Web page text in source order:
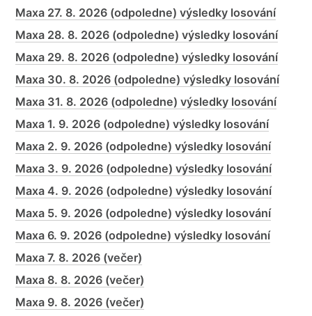
Maxa 27. 8. 2026 (odpoledne) výsledky losování
Maxa 28. 8. 2026 (odpoledne) výsledky losování
Maxa 29. 8. 2026 (odpoledne) výsledky losování
Maxa 30. 8. 2026 (odpoledne) výsledky losování
Maxa 31. 8. 2026 (odpoledne) výsledky losování
Maxa 1. 9. 2026 (odpoledne) výsledky losování
Maxa 2. 9. 2026 (odpoledne) výsledky losování
Maxa 3. 9. 2026 (odpoledne) výsledky losování
Maxa 4. 9. 2026 (odpoledne) výsledky losování
Maxa 5. 9. 2026 (odpoledne) výsledky losování
Maxa 6. 9. 2026 (odpoledne) výsledky losování
Maxa 7. 8. 2026 (večer)
Maxa 8. 8. 2026 (večer)
Maxa 9. 8. 2026 (večer)